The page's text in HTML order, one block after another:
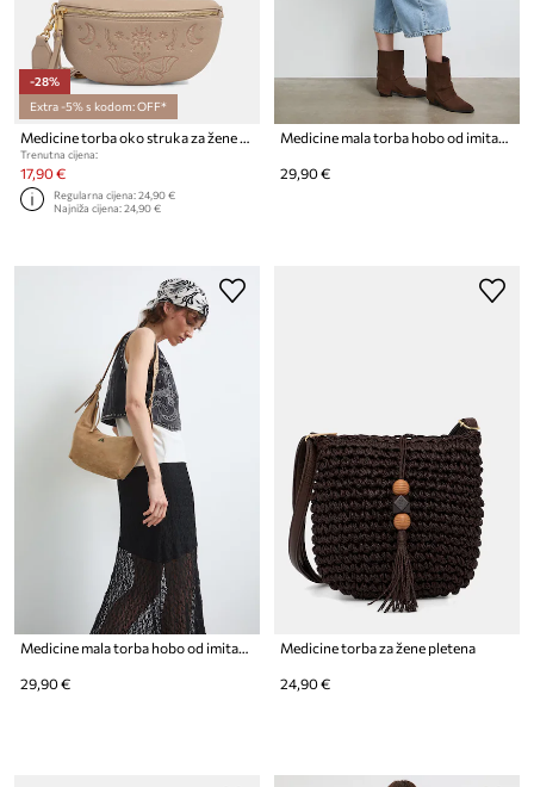
-28%
Extra -5% s kodom: OFF*
Medicine torba oko struka za žene od imitacije kože
Trenutna cijena:
17,90 €
Regularna cijena:24,90 €
Najniža cijena:24,90 €
Medicine mala torba hobo od imitacije brušene kože
29,90 €
29,90 €
Medicine torba za žene pletena
24,90 €